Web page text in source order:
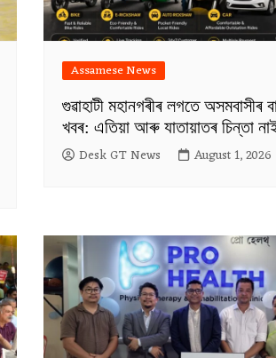
Assamese News
গুৱাহাটী মহানগৰীৰ লগতে অসমবাসীৰ
খবৰ: এতিয়া আৰু যাতায়াতৰ চিন্তা
Desk GT News August 1, 2026